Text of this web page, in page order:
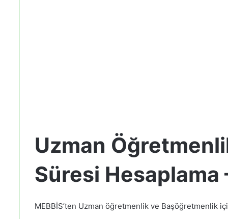
Uzman
Süresi Hesaplama
MEBBİS’ten Uzman öğretmenlik ve Başöğretmenlik